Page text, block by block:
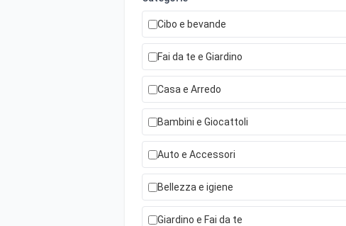
Cibo e bevande
Fai da te e Giardino
Casa e Arredo
Bambini e Giocattoli
Auto e Accessori
Bellezza e igiene
Giardino e Fai da te